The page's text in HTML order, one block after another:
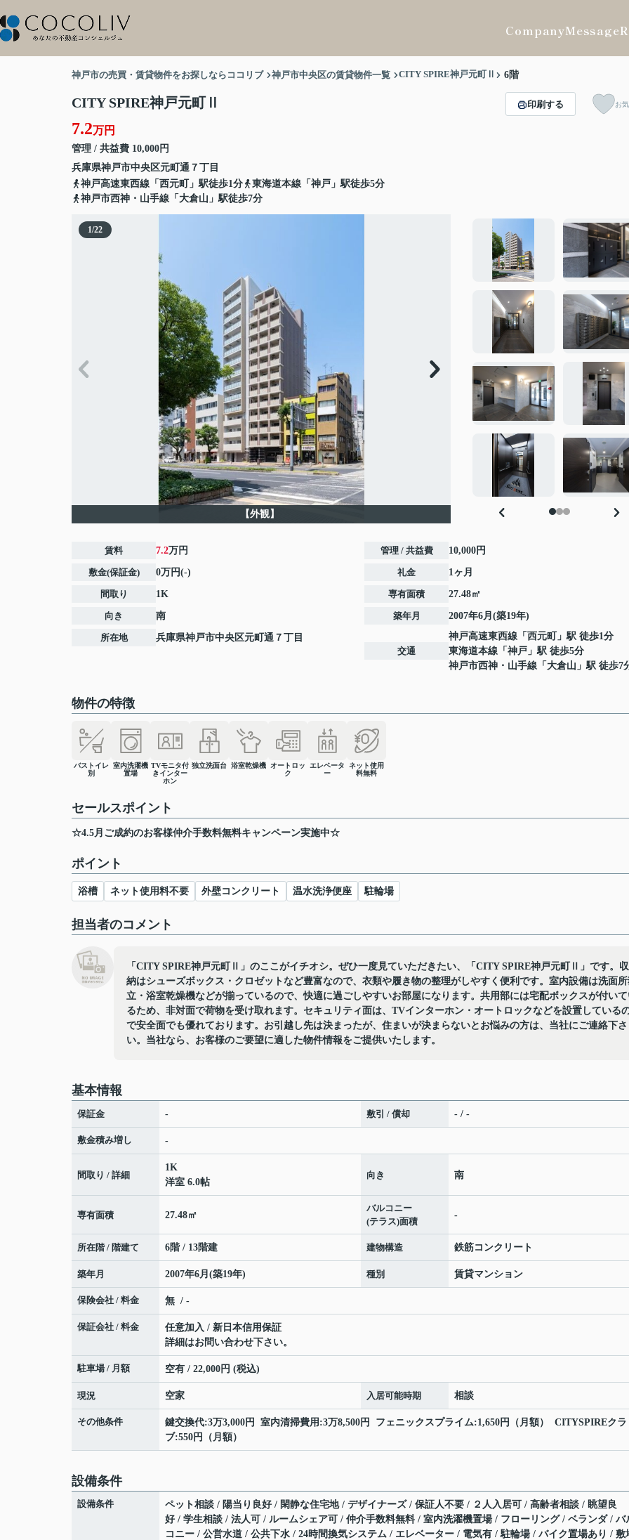
CompanyMessage
神戸市の売買・賃貸物件をお探しならココリブ 神戸市中央区の賃貸物件一覧 CITY SPIRE神戸元町Ⅱ 6階
CITY SPIRE神戸元町Ⅱ
7.2万円
管理 / 共益費 10,000円
兵庫県神戸市中央区元町通 ７丁目
神戸高速東西線「西元町」駅徒歩1分
東海道本線「神戸」駅徒歩5分
神戸市西神・山手線「大倉山」駅徒歩7分
印刷する お
1/22
【外観】
賃料 7.2万円
敷金(保証金) 0万円(-)
間取り 1K
向き 南
所在地 兵庫県神戸市中央区元町通 ７丁目
管理 / 共益費 10,000円
礼金 1ヶ月
専有面積 27.48㎡
築年月 2007年6月(築19年)
交通
神戸高速東西線 「 西元町
」駅 徒歩1分
東海道本線 「 神戸 」駅 徒歩5分
神戸市西神・山手線 「 大倉山 」駅 徒歩7
物件の特徴
バストイレ
別
室内洗濯機
置場
TVモニタ付
きインター
ホン
独立洗面台 浴室乾燥機
オートロッ
ク
エレベータ
ー
ネット使用
料無料
セールスポイント
☆4.5月ご成約のお客様仲介手数料無料キャンペーン実施中☆
ポイント
浴槽 ネット使用料不要 外壁コンクリート 温水洗浄便座 駐輪場
担当者のコメント
「CITY SPIRE神戸元町Ⅱ」のここがイチオシ。ぜひ一度見ていただきたい、「CITY SPIRE神戸元町Ⅱ」です。収
納はシューズボックス・クロゼットなど豊富なので、衣類や履き物の整理がしやすく便利です。室内設備は洗面
立・浴室乾燥機などが揃っているので、快適に過ごしやすいお部屋になります。共用部には宅配ボックスが付い
るため、非対面で荷物を受け取れます。セキュリティ面は、TVインターホン・オートロックなどを設置している
で安全面でも優れております。お引越し先は決まったが、住まいが決まらないとお悩みの方は、当社にご連絡下さ
い。当社なら、お客様のご要望に適した物件情報をご提供いたします。
基本情報
保証金 - 敷引 / 償却 - / -
敷金積み増し -
間取り / 詳細
1K
洋室 6.0帖
向き 南
専有面積 27.48㎡
バルコニー
(テラス)面積
-
所在階 / 階建て 6階 / 13階建 建物構造 鉄筋コンクリート
築年月 2007年6月(築19年) 種別 賃貸マンション
保険会社 / 料金 無 / -
保証会社 / 料金
任意加入 / 新日本信用保証
詳細はお問い合わせ下さい。
駐車場 / 月額 空有 / 22,000円 (税込)
現況 空家 入居可能時期 相談
その他条件
鍵交換代:3万3,000円 室内清掃費用:3万8,500円 フェニックスプライム:1,650円（月額） CITYSPIREクラ
ブ:550円（月額）
設備条件
設備条件
ペット相談 / 陽当り良好 / 閑静な住宅地 / デザイナーズ / 保証人不要 / ２人入居可 / 高齢者相談 / 眺望良
好 / 学生相談 / 法人可 / ルームシェア可 / 仲介手数料無料 / 室内洗濯機置場 / フローリング / ベランダ / バ
コニー / 公営水道 / 公共下水 / 24時間換気システム / エレベーター / 電気有 / 駐輪場 / バイク置場あり / 敷